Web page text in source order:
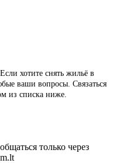
хотите снять жильё в
ваши вопросы. Связаться
из списка ниже.
только через